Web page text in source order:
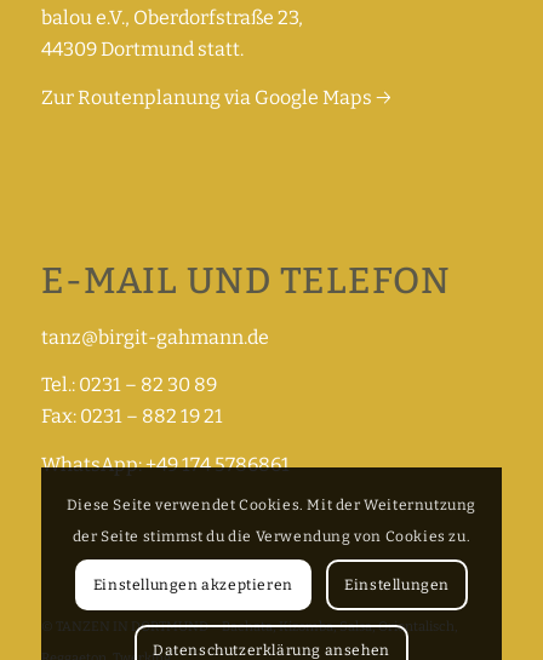
balou e.V., Oberdorfstraße 23,
44309 Dortmund statt.
Zur Routenplanung via Google Maps →
E-MAIL UND TELEFON
tanz@birgit-gahmann.de
Tel.: 0231 – 82 30 89
Fax: 0231 – 882 19 21
WhatsApp: +49 174 5786861
© TANZEN IN DORTMUND – Bachata, Kizomba, Salsa, Orientalisch,
Diese Seite verwendet Cookies. Mit der Weiternutzung
der Seite stimmst du die Verwendung von Cookies zu.
Einstellungen akzeptieren Einstellungen
Datenschutzerklärung ansehen